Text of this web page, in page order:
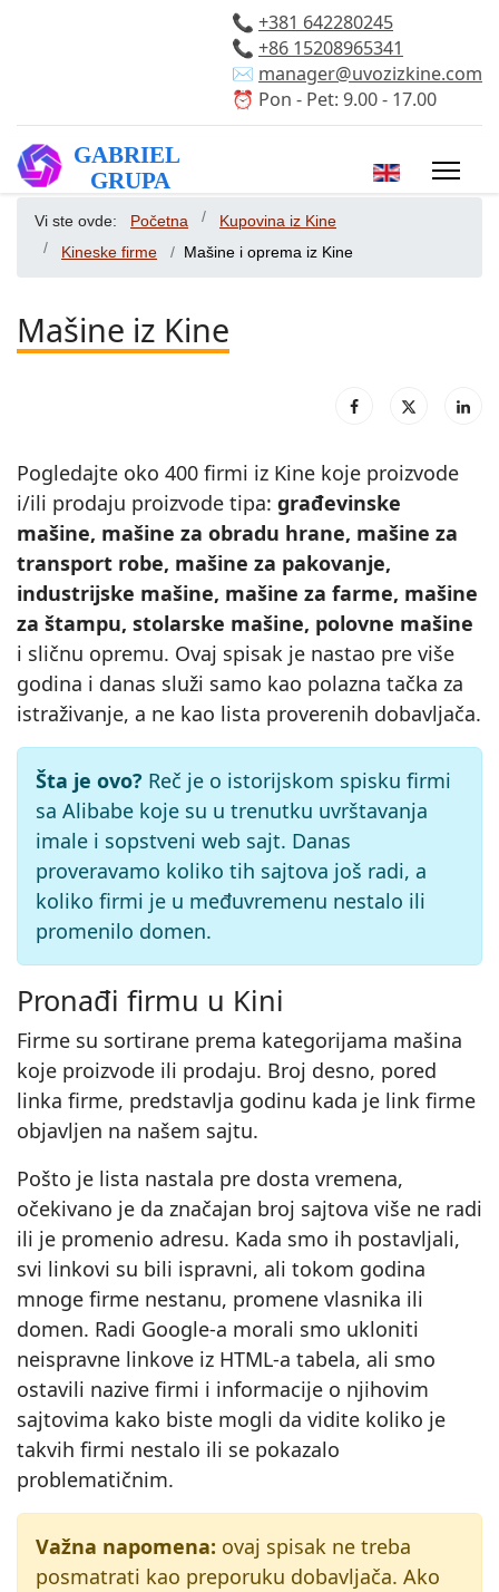
📞 +381 642280245
📞 +86 15208965341
✉️ manager@uvozizkine.com
⏰ Pon - Pet: 9.00 - 17.00
Izaberite vaš
Vi ste ovde: Početna
Kupovina iz Kine
Kineske firme
Mašine i oprema iz Kine
Mašine iz Kine
Pogledajte oko 400 firmi iz Kine koje proizvode
i/ili prodaju proizvode tipa: građevinske
mašine, mašine za obradu hrane, mašine za
transport robe, mašine za pakovanje,
industrijske mašine, mašine za farme, mašine
za štampu, stolarske mašine, polovne mašine
i sličnu opremu. Ovaj spisak je nastao pre više
godina i danas služi samo kao polazna tačka za
istraživanje, a ne kao lista proverenih dobavljača.
Šta je ovo? Reč je o istorijskom spisku firmi
sa Alibabe koje su u trenutku uvrštavanja
imale i sopstveni web sajt. Danas
proveravamo koliko tih sajtova još radi, a
koliko firmi je u međuvremenu nestalo ili
promenilo domen.
Pronađi firmu u Kini
Firme su sortirane prema kategorijama mašina
koje proizvode ili prodaju. Broj desno, pored
linka firme, predstavlja godinu kada je link firme
objavljen na našem sajtu.
Pošto je lista nastala pre dosta vremena,
očekivano je da značajan broj sajtova više ne radi
ili je promenio adresu. Kada smo ih postavljali,
svi linkovi su bili ispravni, ali tokom godina
mnoge firme nestanu, promene vlasnika ili
domen. Radi Google-a morali smo ukloniti
neispravne linkove iz HTML-a tabela, ali smo
ostavili nazive firmi i informacije o njihovim
sajtovima kako biste mogli da vidite koliko je
takvih firmi nestalo ili se pokazalo
problematičnim.
Važna napomena: ovaj spisak ne treba
posmatrati kao preporuku dobavljača. Ako